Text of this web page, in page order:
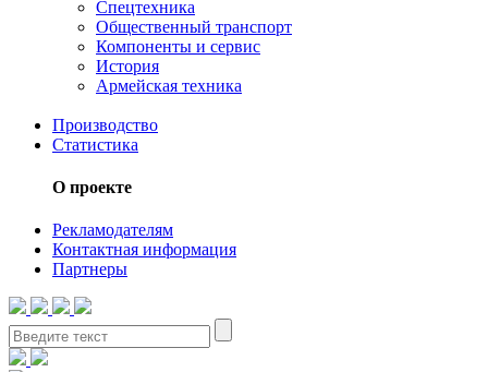
Спецтехника
Общественный транспорт
Компоненты и сервис
История
Армейская техника
Производство
Статистика
О проекте
Рекламодателям
Контактная информация
Партнеры